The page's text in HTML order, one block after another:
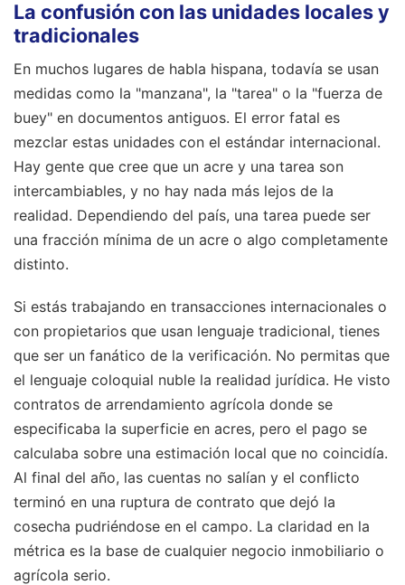
La confusión con las unidades locales y
tradicionales
En muchos lugares de habla hispana, todavía se usan
medidas como la "manzana", la "tarea" o la "fuerza de
buey" en documentos antiguos. El error fatal es
mezclar estas unidades con el estándar internacional.
Hay gente que cree que un acre y una tarea son
intercambiables, y no hay nada más lejos de la
realidad. Dependiendo del país, una tarea puede ser
una fracción mínima de un acre o algo completamente
distinto.
Si estás trabajando en transacciones internacionales o
con propietarios que usan lenguaje tradicional, tienes
que ser un fanático de la verificación. No permitas que
el lenguaje coloquial nuble la realidad jurídica. He visto
contratos de arrendamiento agrícola donde se
especificaba la superficie en acres, pero el pago se
calculaba sobre una estimación local que no coincidía.
Al final del año, las cuentas no salían y el conflicto
terminó en una ruptura de contrato que dejó la
cosecha pudriéndose en el campo. La claridad en la
métrica es la base de cualquier negocio inmobiliario o
agrícola serio.